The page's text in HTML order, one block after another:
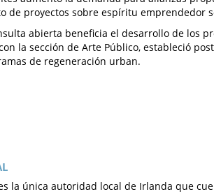
de proyectos sobre espíritu emprendedor
abierta beneficia el desarrollo de los
la sección de Arte Público, estableció
de regeneración urban.
la única autoridad local de Irlanda que